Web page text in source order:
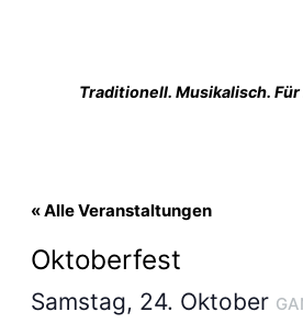
Traditionell. Musikalisch. Für
« Alle Veranstaltungen
Oktoberfest
Samstag, 24. Oktober